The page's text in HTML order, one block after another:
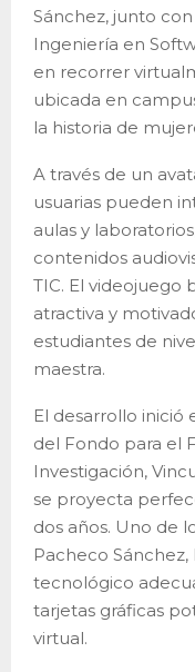
Sánchez, junto
Ingeniería en
en recorrer
ubicada en
la historia de
A través de un
usuarias pueden
aulas y
contenidos
TIC. El videojuego
atractiva y
estudiantes de
maestra.
El desarrollo inició
del Fondo para el
Investigación,
se proyecta
dos años. Uno de
Pacheco
tecnológico
tarjetas gráficas
virtual.